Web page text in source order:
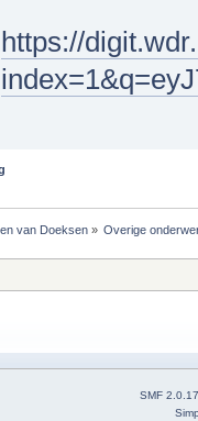
https://
van Doeksen» Overige
SMF 2.0.17